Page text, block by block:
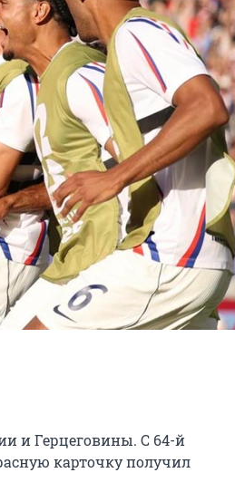
и Герцеговины. С 64-й
карточку получил